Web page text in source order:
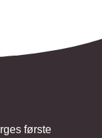
første